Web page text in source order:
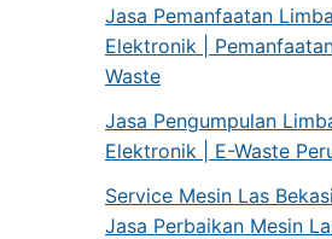
Jasa Pemanfaatan
Elektronik |
Waste
Jasa Pengumpulan
Elektronik | E-Waste
Service Mesin Las
Jasa Perbaikan Mesin